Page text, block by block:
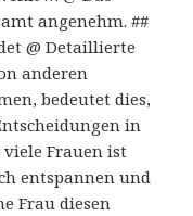
angenehm. ##
@ Detaillierte
anderen
bedeutet dies,
in
Frauen ist
entspannen und
Frau diesen